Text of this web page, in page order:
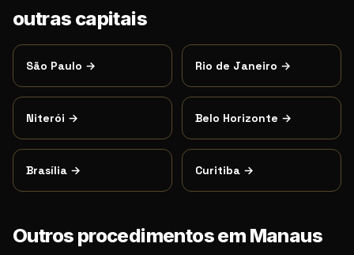
outras capitais
São Paulo → Rio de Janeiro →
Niterói → Belo Horizonte →
Brasília → Curitiba →
Outros procedimentos em Manaus